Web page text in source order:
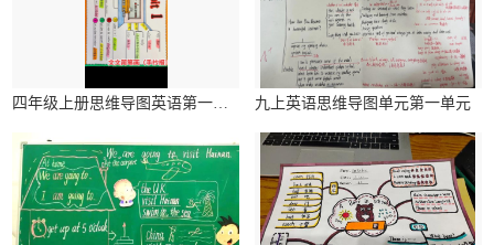
四年级上册思维导图英语第一单元简单 九上英语思维导图单元第一单元